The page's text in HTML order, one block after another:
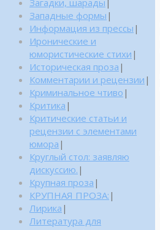
Загадки, шарады |
Западные формы |
Информация из прессы |
Иронические и
юмористические стихи |
Историческая проза |
Комментарии и рецензии |
Криминальное чтиво |
Критика |
Критические статьи и
рецензии с элементами
юмора |
Круглый стол: заявляю
дискуссию. |
Крупная проза |
КРУПНАЯ ПРОЗА: |
Лирика |
Литература для